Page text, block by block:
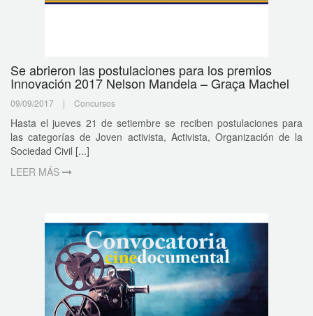
Se abrieron las postulaciones para los premios
Innovación 2017 Nelson Mandela – Graça Machel
09/09/2017 | Concursos
Hasta el jueves 21 de setiembre se reciben postulaciones para
las categorías de Joven activista, Activista, Organización de la
Sociedad Civil [...]
LEER MÁS